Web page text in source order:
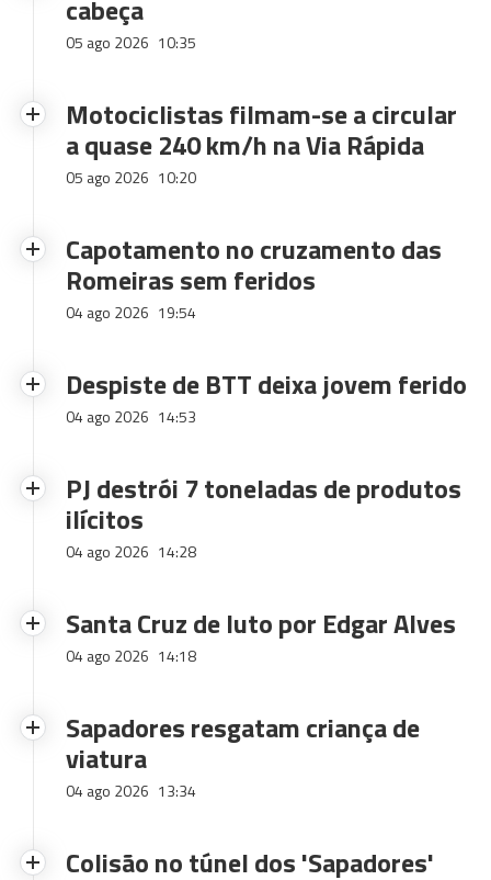
cabeça
05 ago 2026 10:35
Motociclistas filmam-se a circular
a quase 240 km/h na Via Rápida
05 ago 2026 10:20
Capotamento no cruzamento das
Romeiras sem feridos
04 ago 2026 19:54
Despiste de BTT deixa jovem ferido
04 ago 2026 14:53
PJ destrói 7 toneladas de produtos
ilícitos
04 ago 2026 14:28
Santa Cruz de luto por Edgar Alves
04 ago 2026 14:18
Sapadores resgatam criança de
viatura
04 ago 2026 13:34
Colisão no túnel dos 'Sapadores'